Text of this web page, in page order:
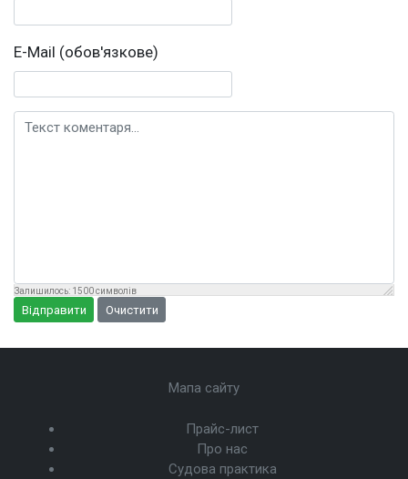
E-Mail (обов'язкове)
Текст коментаря
Залишилось: 1500символів
Відправити Очистити
Прайс-лист
Про нас
Судова практика
Мапа сайту